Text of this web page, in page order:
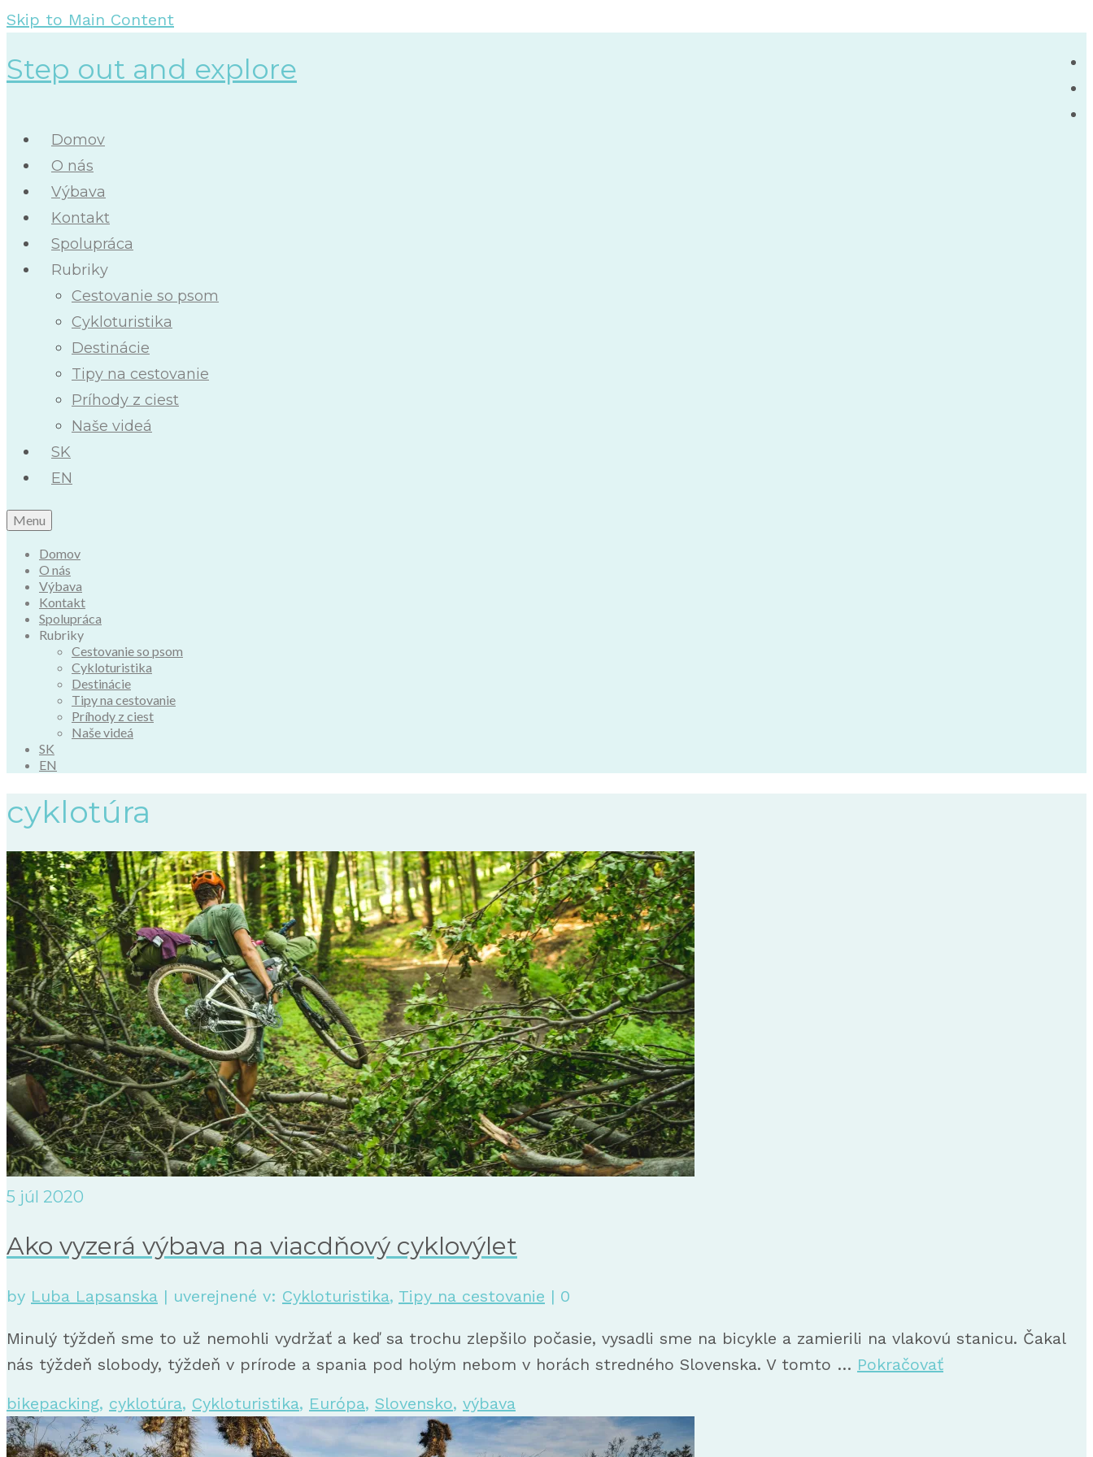
Skip to Main Content
Step out and explore
Domov
O nás
Výbava
Kontakt
Spolupráca
Rubriky
Cestovanie so psom
Cykloturistika
Destinácie
Tipy na cestovanie
Príhody z ciest
Naše videá
SK
EN
Menu
Domov
O nás
Výbava
Kontakt
Spolupráca
Rubriky
Cestovanie so psom
Cykloturistika
Destinácie
Tipy na cestovanie
Príhody z ciest
Naše videá
SK
EN
cyklotúra
5 júl 2020
Ako vyzerá výbava na viacdňový cyklovýlet
by Luba Lapsanska | uverejnené v: Cykloturistika, Tipy na cestovanie | 0
Minulý týždeň sme to už nemohli vydržať a keď sa trochu zlepšilo počasie, vysadli sme na bicykle a zamierili na vlakovú stanicu. Čakal
nás týždeň slobody, týždeň v prírode a spania pod holým nebom v horách stredného Slovenska. V tomto … Pokračovať
bikepacking, cyklotúra, Cykloturistika, Európa, Slovensko, výbava